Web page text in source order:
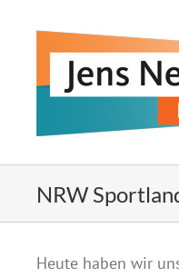
NRW
grösseres
Heute haben wir